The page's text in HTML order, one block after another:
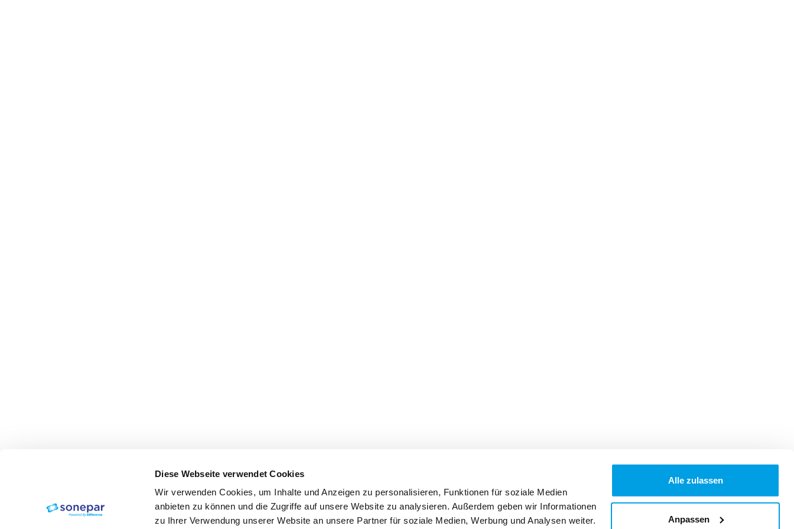
Diese Webseite verwendet Cookies
Wir verwenden Cookies, um Inhalte und Anzeigen zu personalisieren, Funktionen für soziale Medien
anbieten zu können und die Zugriffe auf unsere Website zu analysieren. Außerdem geben wir Informationen
zu Ihrer Verwendung unserer Website an unsere Partner für soziale Medien, Werbung und Analysen weiter.
Alle zulassen
Anpassen